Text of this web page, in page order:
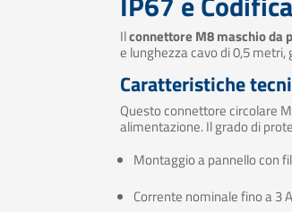
Ilconnettore M8 maschio da
e lunghezza cavo di 0,5
Caratteristiche
Questo connettore circolare
alimentazione. Il grado di
Montaggio a pannello con
Corrente nominale fino a 3